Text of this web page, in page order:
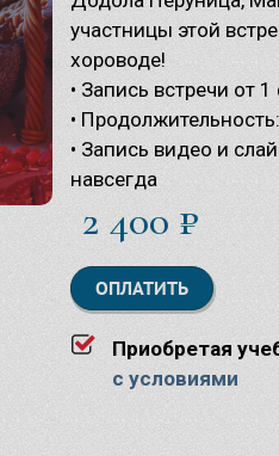
участницы этой
хороводе!
• Запись встречи от
•
• Запись видео и
навсегда
2 400 ₽
ОПЛАТИТЬ
Приобретая
с условиями